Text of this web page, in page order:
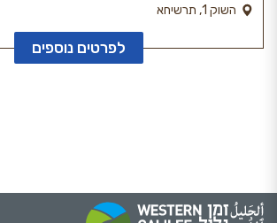
השוק 1, תרשיחא
לפרטים נוספים